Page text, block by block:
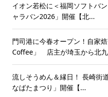
イオン若松に＜福岡ソフトバ
ャラバン2026」開催【北...
門司港に今春オープン！自家
Coffee」 店主が埼玉から北
流しそうめん＆縁日！ 長崎街
なばたまつり」開催【...